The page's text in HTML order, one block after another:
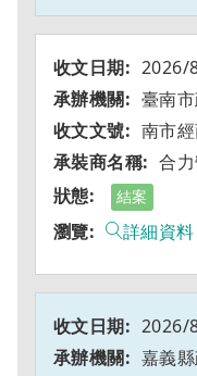
2026/
臺南
南市
合
結案
詳細資料
2026/
嘉義